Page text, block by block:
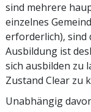
sind mehrere
einzelnes
erforderlich), sind
Ausbildung ist
sich ausbilden zu
Zustand Clear zu
Unabhängig